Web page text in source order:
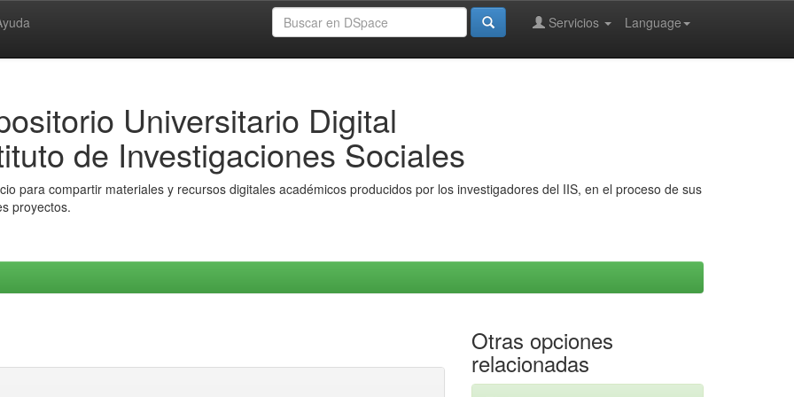
Language
Servicios
Universitario Digital
de Investigaciones Sociales
para compartir materiales y recursos digitales académicos producidos por los investigadores del IIS, en el proceso de sus
proyectos.
Otras opciones
relacionadas